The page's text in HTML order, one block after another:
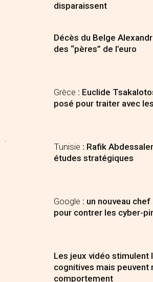
disparaissent
Décès du Belge
des “pères” de l’euro
Grèce : Euclide
posé pour traiter avec
Tunisie : Rafik
études stratégiques
Google : un nouveau
pour contrer les cyber-
Les jeux vidéo stimulent
cognitives mais peuvent
comportement